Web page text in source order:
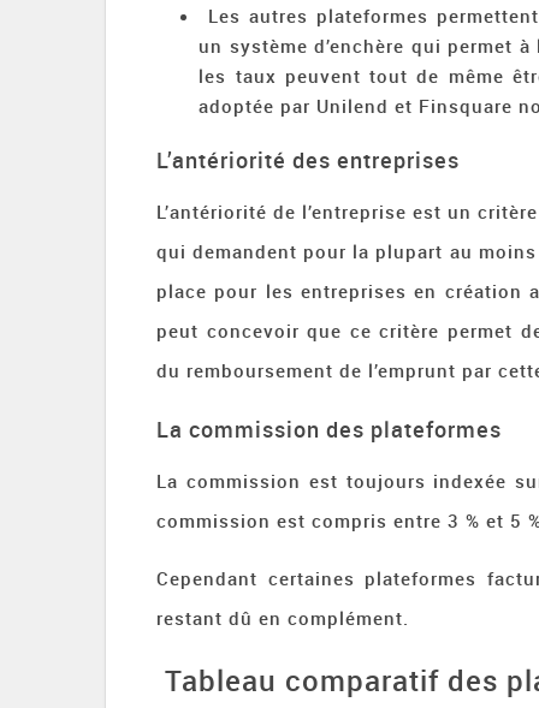
Les autres plateformes
un système d’enchère qui permet
les taux peuvent tout de même
adoptée par Unilend et Finsquare
L’antériorité des entreprises
L’antériorité de l’entreprise est un
qui demandent pour la plupart au
place pour les entreprises en création
peut concevoir que ce critère permet
du remboursement de l’emprunt par
La commission des plateformes
La commission est toujours indexée
commission est compris entre 3 % et 5
Cependant certaines plateformes
restant dû en complément.
Tableau comparatif des